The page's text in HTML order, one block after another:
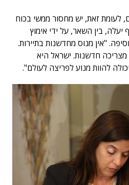
לעומת זאת, יש מחסור ממשי בכוח
יעלה, בין השאר, על ידי אימוץ
"אין מנוס מחדשנות בתיירות.
חדשנות. ישראל היא
להוות מנוע לפריצה לעולם".